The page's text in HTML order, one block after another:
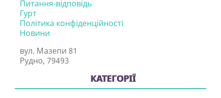
Питання-відповідь
Гурт
Політика конфіденційності
Новини
вул. Мазепи 81
Рудно, 79493
КАТЕГОРІЇ